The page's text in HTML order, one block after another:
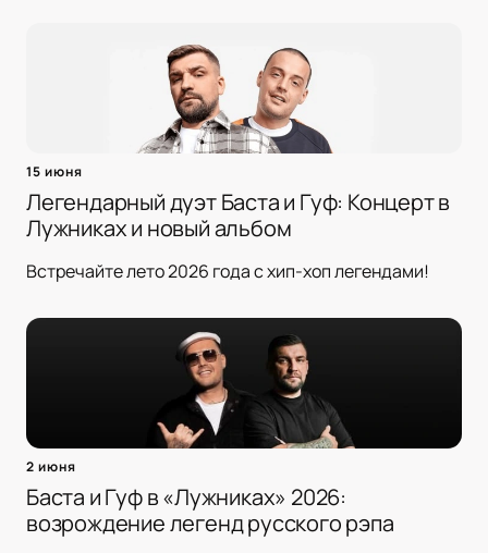
15 июня
Легендарный дуэт Баста и Гуф: Концерт в
Лужниках и новый альбом
Встречайте лето 2026 года с хип-хоп легендами!
2 июня
Баста и Гуф в «Лужниках» 2026:
возрождение легенд русского рэпа